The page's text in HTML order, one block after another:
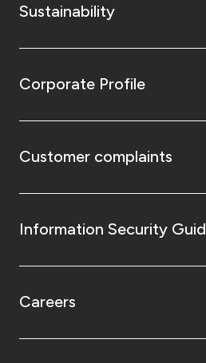
Sustainability
Corporate Profile
Customer complaints
Information Security
Careers